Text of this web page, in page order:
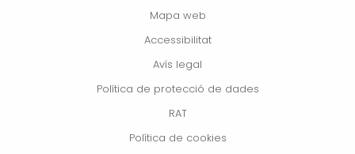
Mapa web
Accessibilitat
Avís legal
Política de protecció de dades
RAT
Política de cookies